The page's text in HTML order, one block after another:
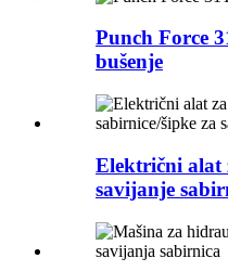
Punch Force
bušenje
Električni alat
savijanje